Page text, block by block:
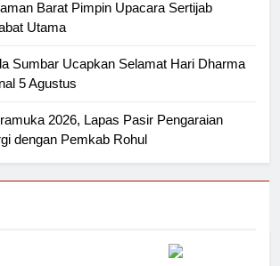
Barat Pimpin Upacara Sertijab
Utama
Sumbar Ucapkan Selamat Hari Dharma
5 Agustus
2026, Lapas Pasir Pengaraian
dengan Pemkab Rohul